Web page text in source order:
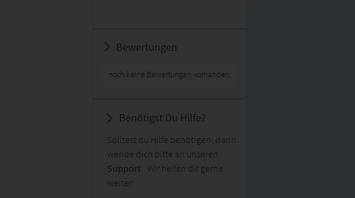
Bewertungen
noch keine Bewertungen vorhanden
Benötigst Du Hilfe?
Solltest du Hilfe benötigen, dann
wende dich bitte an unseren
Support . Wir helfen dir gerne
weiter!